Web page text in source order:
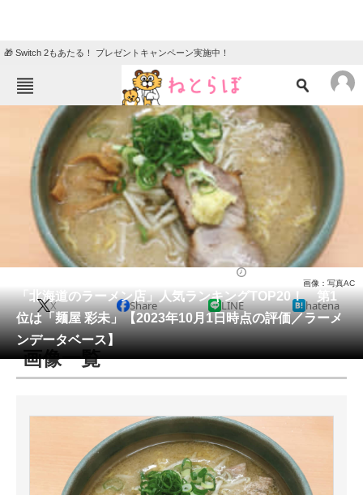
🎁 Switch 2もあたる！ プレゼントキャンペーン実施中！
ねとらぼメニュー
ニュース
エンタメ クイズ
グルメ 地域
住まい 教育・育児
リサーチ
会員記事
メディア
注目記事を集めた総合ページ
スマホと通信の最新トレンド
進化するPCとデバイスの未来
「北海道のラーメン店」人気ランキングTOP20！ 第1
位は「麺屋 彩未」【2023年10月1日時点の評価／ラーメ
ンデータベース】
画像：写真AC
X Share LINE hatena
画像一覧